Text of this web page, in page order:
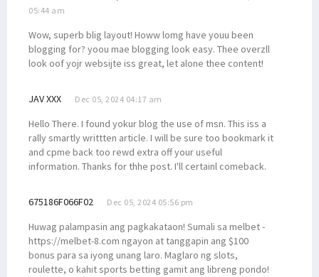
05:44 am
Wow, superb blig layout! Howw lomg have youu been
blogging for? yoou mae blogging look easy. Thee overzll
look oof yojr websijte iss great, let alone thee content!
JAV XXX Dec 05, 2024 04:17 am
Hello There. I found yokur blog the use of msn. This iss a
rally smartly writtten article. I will be sure too bookmark it
and cpme back too rewd extra off your useful
information. Thanks for thhe post. I'll certainl comeback.
675186F066F02 Dec 05, 2024 05:56 pm
Huwag palampasin ang pagkakataon! Sumali sa melbet -
https://melbet-8.com ngayon at tanggapin ang $100
bonus para sa iyong unang laro. Maglaro ng slots,
roulette, o kahit sports betting gamit ang libreng pondo!